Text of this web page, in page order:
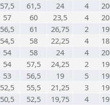
57,5 61,5 24 4
57 60 23,5 4
56,5 61 26,75 2
54,5 58 22,25 4
54 58 24 4
54 57,5 24,25 2
53 56,5 19 5
52,5 55,5 21,25 3
50,5 52,5 19,75 4